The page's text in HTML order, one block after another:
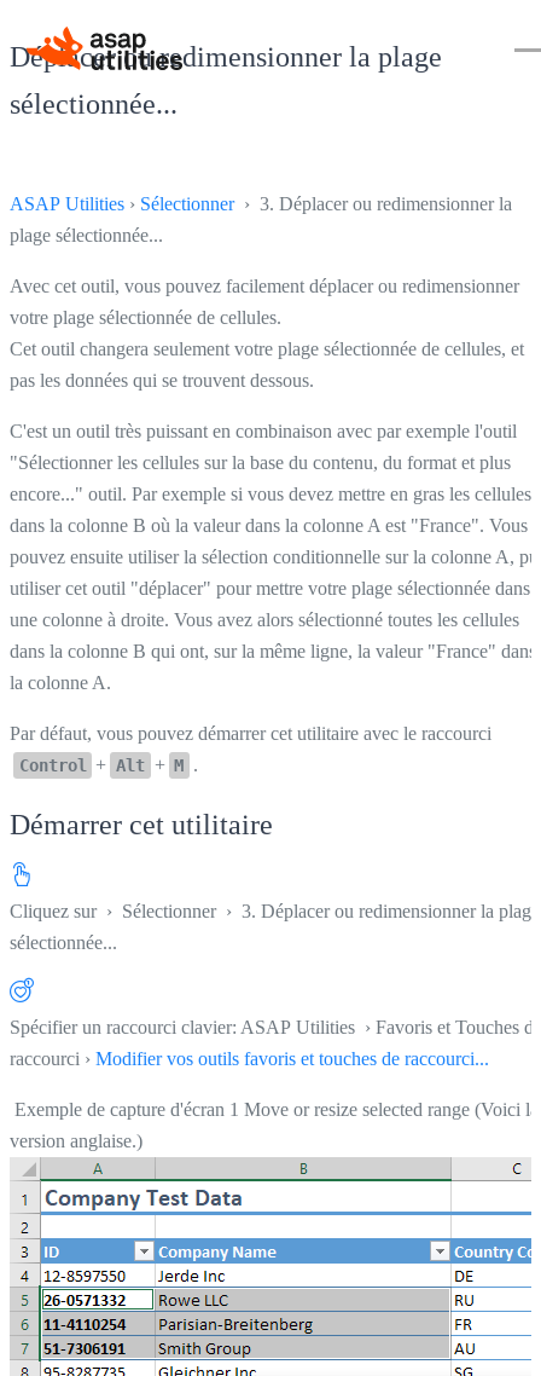
Déplacer ou redimensionner la plage
sélectionnée...
ASAP Utilities › Sélectionner› 3. Déplacer ou redimensionner la
plage sélectionnée...
Avec cet outil, vous pouvez facilement déplacer ou redimensionner
votre plage sélectionnée de cellules.
Cet outil changera seulement votre plage sélectionnée de cellules, et
pas les données qui se trouvent dessous.
C'est un outil très puissant en combinaison avec par exemple l'outil
"Sélectionner les cellules sur la base du contenu, du format et plus
encore..." outil. Par exemple si vous devez mettre en gras les cellules
dans la colonne B où la valeur dans la colonne A est "France". Vous
pouvez ensuite utiliser la sélection conditionnelle sur la colonne A,
utiliser cet outil "déplacer" pour mettre votre plage sélectionnée dans
une colonne à droite. Vous avez alors sélectionné toutes les cellules
dans la colonne B qui ont, sur la même ligne, la valeur "France" dans
la colonne A.
Par défaut, vous pouvez démarrer cet utilitaire avec le raccourci
Control + Alt + M .
Démarrer cet utilitaire
Cliquez sur › Sélectionner› 3. Déplacer ou redimensionner la plage
sélectionnée...
Spécifier un raccourci clavier: ASAP Utilities › Favoris et Touches de
raccourci › Modifier vos outils favoris et touches de raccourci...
Exemple de capture d'écran 1 Move or resize selected range (Voici la
version anglaise.)